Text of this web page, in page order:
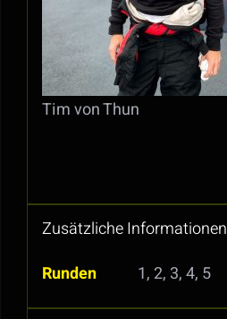
Tim von Thun
Zusätzliche Informationen
Runden
1, 2, 3, 4, 5